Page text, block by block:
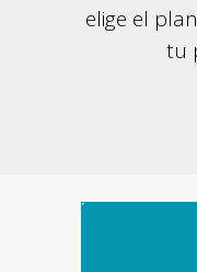
elige el
tu